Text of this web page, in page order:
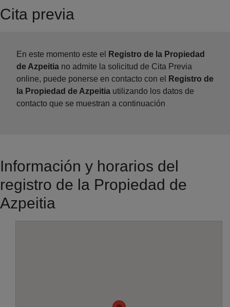
Cita previa
En este momento este el
Registro de la Propiedad
de Azpeitia no admite la solicitud de Cita Previa
online, puede ponerse en contacto con el
Registro de
la Propiedad de Azpeitia utilizando los datos de
contacto que se muestran a continuación
Información y horarios del
registro de la Propiedad de
Azpeitia